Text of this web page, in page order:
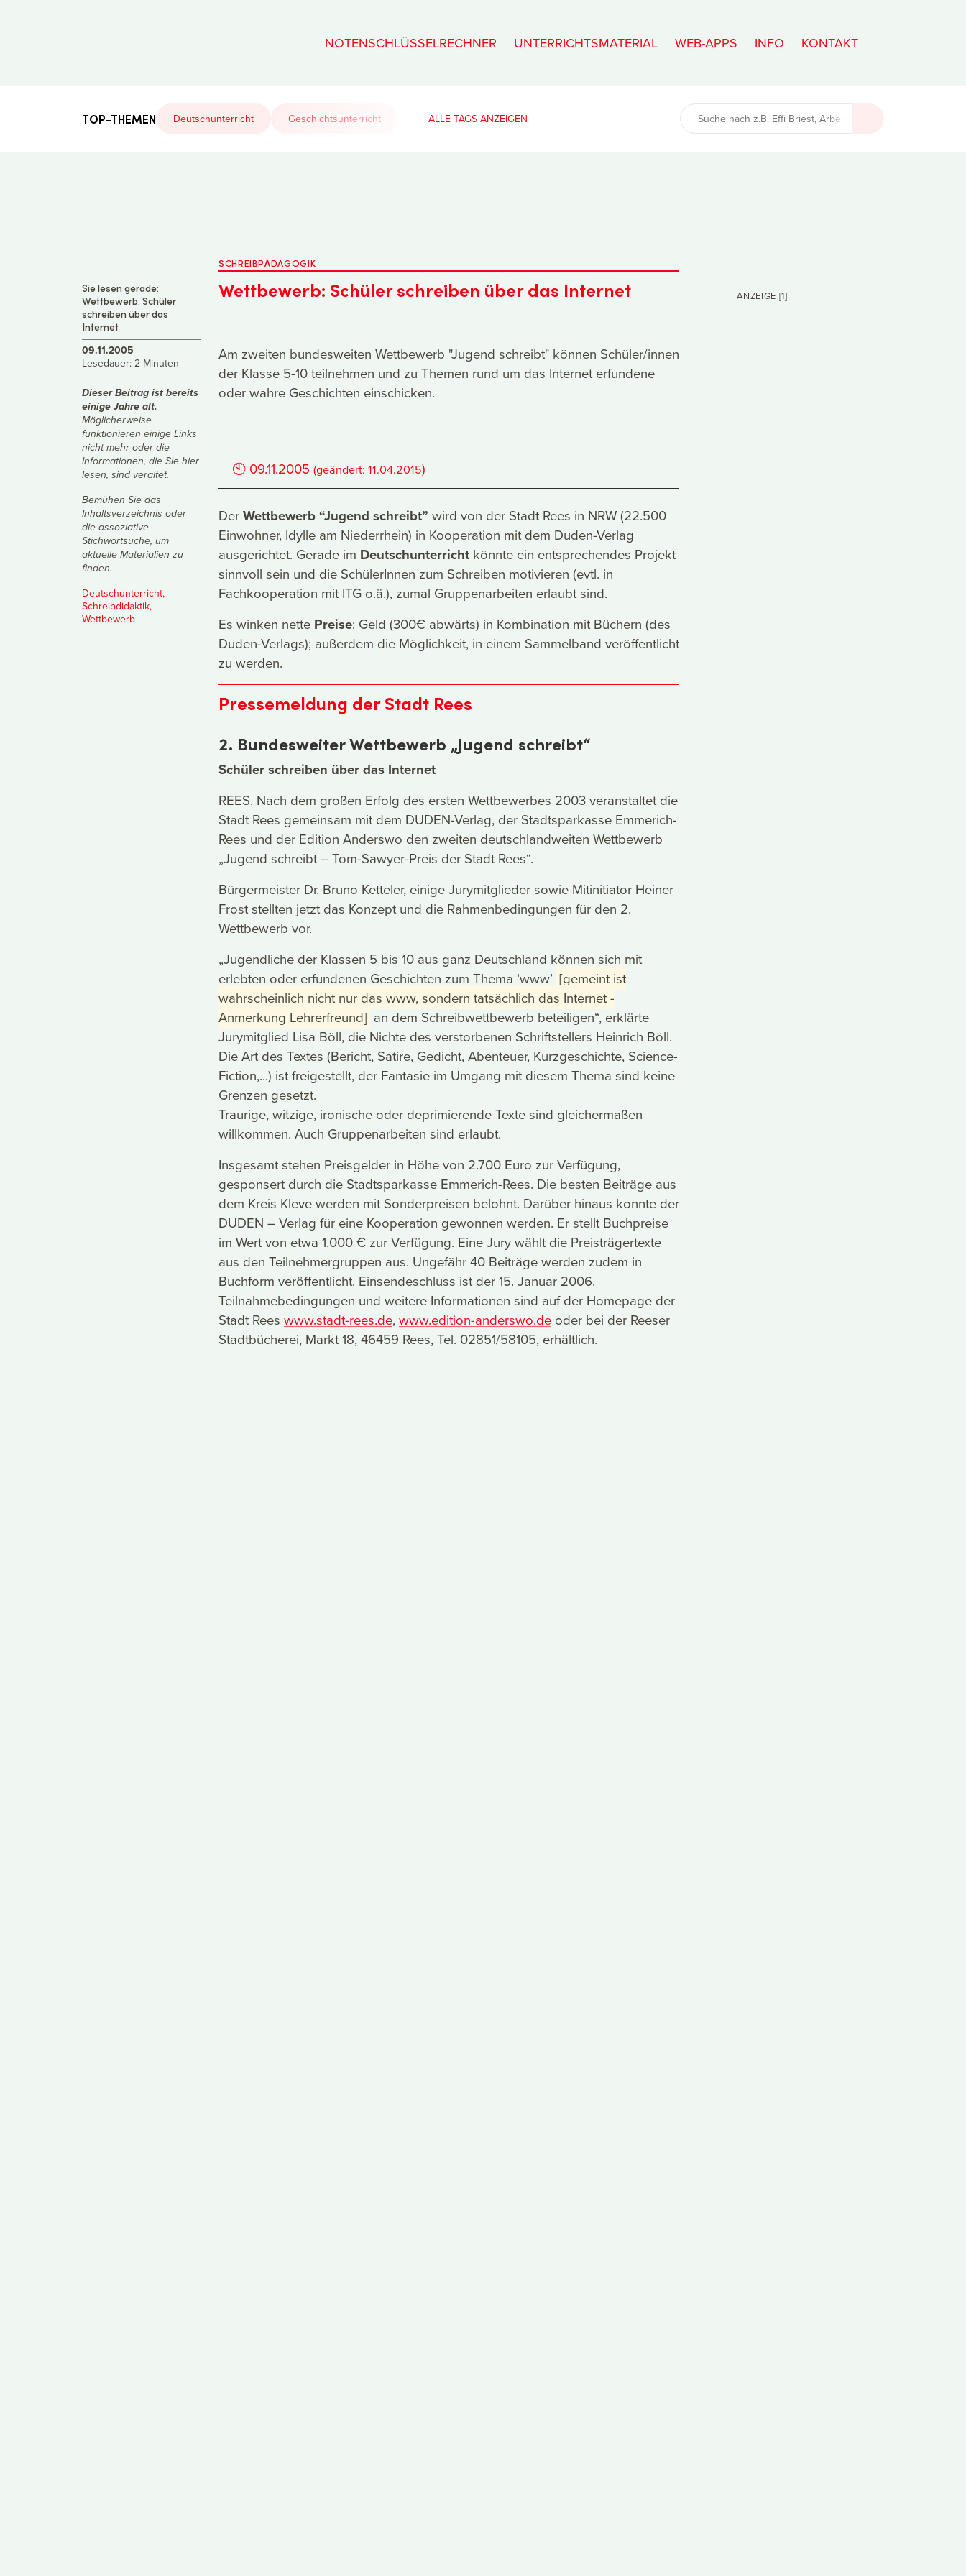
NOTENSCHLÜSSELRECHNER UNTERRICHTSMATERIAL WEB-APPS INFO KONTAKT
TOP-THEMEN Deutschunterricht Geschichtsunterricht ALLE TAGS
Sie lesen gerade:
Wettbewerb: Schüler
schreiben über das
Internet
09.11.2005
Lesedauer: 2 Minuten
Dieser Beitrag ist bereits
einige Jahre alt.
Möglicherweise
funktionieren einige Links
nicht mehr oder die
Informationen, die Sie hier
lesen, sind veraltet.
Bemühen Sie das
Inhaltsverzeichnis oder
die assoziative
Stichwortsuche, um
aktuelle Materialien zu
finden.
Deutschunterricht,
Schreibdidaktik,
Wettbewerb
SCHREIBPÄDAGOGIK
Wettbewerb: Schüler schreiben über das Internet
Am zweiten bundesweiten Wettbewerb "Jugend schreibt" können Schüler/innen
der Klasse 5-10 teilnehmen und zu Themen rund um das Internet erfundene
oder wahre Geschichten einschicken.
🕙 09.11.2005 (geändert:11.04.2015)
DerWettbewerb “Jugend schreibt” wird von der Stadt Rees in NRW (22.500
Einwohner, Idylle am Niederrhein) in Kooperation mit dem Duden-Verlag
ausgerichtet. Gerade im Deutschunterricht könnte ein entsprechendes Projekt
sinnvoll sein und die SchülerInnen zum Schreiben motivieren (evtl. in
Fachkooperation mit ITG o.ä.), zumal Gruppenarbeiten erlaubt sind.
Es winken nette Preise: Geld (300€ abwärts) in Kombination mit Büchern (des
Duden-Verlags); außerdem die Möglichkeit, in einem Sammelband veröffentlicht
zu werden.
Pressemeldung der Stadt Rees
2. Bundesweiter Wettbewerb „Jugend schreibt“
Schüler schreiben über das Internet
REES. Nach dem großen Erfolg des ersten Wettbewerbes 2003 veranstaltet die
Stadt Rees gemeinsam mit dem DUDEN-Verlag, der Stadtsparkasse Emmerich-
Rees und der Edition Anderswo den zweiten deutschlandweiten Wettbewerb
„Jugend schreibt – Tom-Sawyer-Preis der Stadt Rees“.
Bürgermeister Dr. Bruno Ketteler, einige Jurymitglieder sowie Mitinitiator Heiner
Frost stellten jetzt das Konzept und die Rahmenbedingungen für den 2.
Wettbewerb vor.
„Jugendliche der Klassen 5 bis 10 aus ganz Deutschland können sich mit
erlebten oder erfundenen Geschichten zum Thema ‘www’ [gemeint ist
wahrscheinlich nicht nur das www, sondern tatsächlich das Internet -
Anmerkung Lehrerfreund] an dem Schreibwettbewerb beteiligen“, erklärte
Jurymitglied Lisa Böll, die Nichte des verstorbenen Schriftstellers Heinrich Böll.
Die Art des Textes (Bericht, Satire, Gedicht, Abenteuer, Kurzgeschichte, Science-
Fiction,...) ist freigestellt, der Fantasie im Umgang mit diesem Thema sind keine
Grenzen gesetzt.
Traurige, witzige, ironische oder deprimierende Texte sind gleichermaßen
willkommen. Auch Gruppenarbeiten sind erlaubt.
Insgesamt stehen Preisgelder in Höhe von 2.700 Euro zur Verfügung,
gesponsert durch die Stadtsparkasse Emmerich-Rees. Die besten Beiträge aus
dem Kreis Kleve werden mit Sonderpreisen belohnt. Darüber hinaus konnte der
DUDEN – Verlag für eine Kooperation gewonnen werden. Er stellt Buchpreise
im Wert von etwa 1.000 € zur Verfügung. Eine Jury wählt die Preisträgertexte
aus den Teilnehmergruppen aus. Ungefähr 40 Beiträge werden zudem in
Buchform veröffentlicht. Einsendeschluss ist der 15. Januar 2006.
Teilnahmebedingungen und weitere Informationen sind auf der Homepage der
Stadt Rees www.stadt-rees.de,www.edition-anderswo.de oder bei der Reeser
Stadtbücherei, Markt 18, 46459 Rees, Tel. 02851/58105, erhältlich.
ANZEIGE [1]